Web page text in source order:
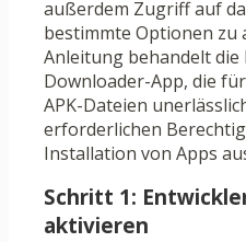
außerdem Zugriff auf
bestimmte Optionen zu
Anleitung behandelt
Downloader-App, die
APK-Dateien
erforderlichen
Installation von Apps
Schritt 1:
aktivieren